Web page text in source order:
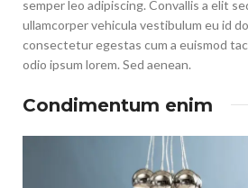
semper leo adipiscing. Convallis a elit
ullamcorper vehicula vestibulum eu id
consectetur egestas cum a euismod
odio ipsum lorem. Sed aenean.
Condimentum enim